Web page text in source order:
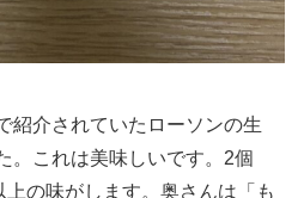
紹介されていたローソンの生
。これは美味しいです。2個
の味がします。奥さんは「も